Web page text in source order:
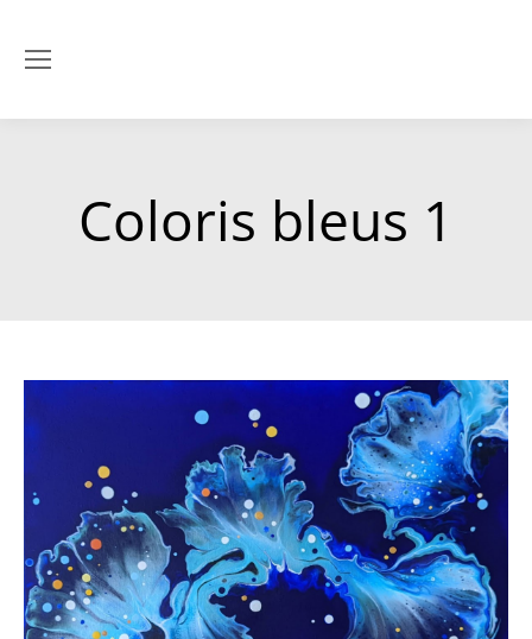
Coloris bleus 1